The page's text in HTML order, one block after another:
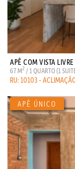
APÊ COM VISTA
67 M2 / 1 QUARTO (1
RU: 10103 -